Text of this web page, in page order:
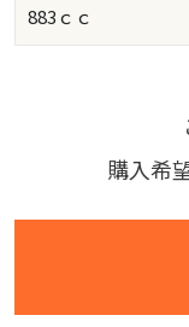
883ｃｃ
購入希